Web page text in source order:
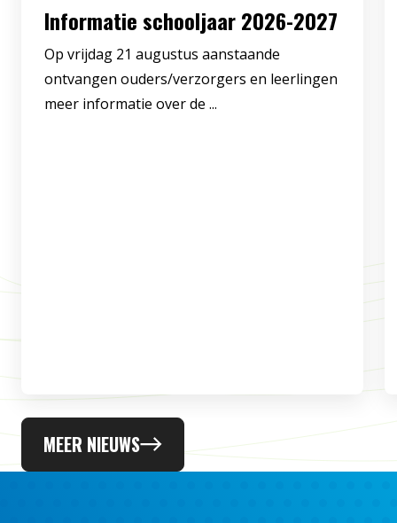
Informatie schooljaar 2026-2027
Op vrijdag 21 augustus aanstaande
ontvangen ouders/verzorgers en leerlingen
meer informatie over de ...
MEER NIEUWS